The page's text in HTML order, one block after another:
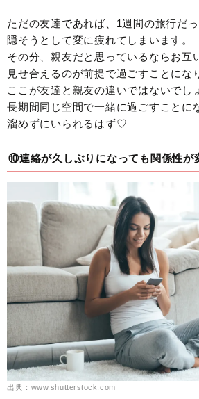
ただの友達であれば、1週間の旅行だ
隠そうとして変に疲れてしまいます。
その分、親友だと思っているならお互
見せ合えるのが前提で過ごすことにな
ここが友達と親友の違いではないでし
長期間同じ空間で一緒に過ごすことに
溜めずにいられるはず♡
⑩連絡が久しぶりになっても関係性が
出典：www.shutterstock.com